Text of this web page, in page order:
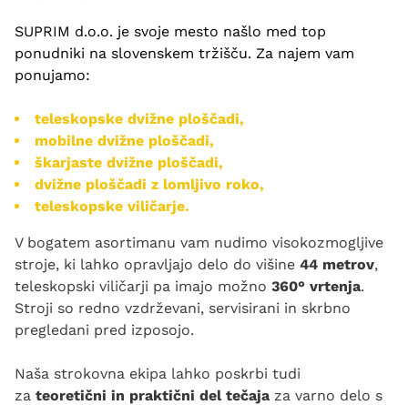
SUPRIM d.o.o. je svoje mesto našlo med top
ponudniki na slovenskem tržišču. Za najem vam
ponujamo:
teleskopske dvižne ploščadi,
mobilne dvižne ploščadi,
škarjaste dvižne ploščadi,
dvižne ploščadi z lomljivo roko,
teleskopske viličarje.
V bogatem asortimanu vam nudimo visokozmogljive
stroje, ki lahko opravljajo delo do višine 44 metrov,
teleskopski viličarji pa imajo možno 360° vrtenja.
Stroji so redno vzdrževani, servisirani in skrbno
pregledani pred izposojo.
Naša strokovna ekipa lahko poskrbi tudi
za teoretični in praktični del tečaja za varno delo s